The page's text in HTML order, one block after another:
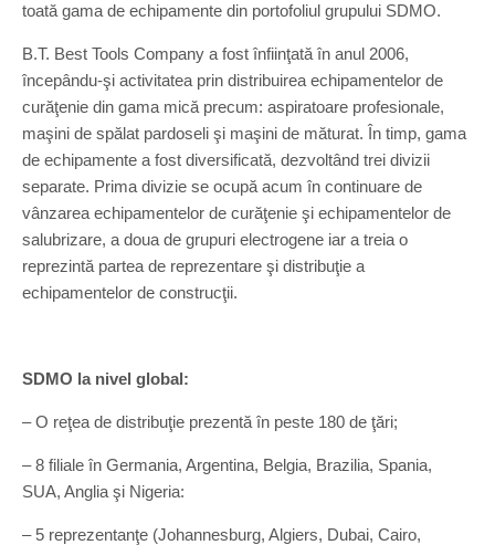
toată gama de echipamente din portofoliul grupului SDMO.
B.T. Best Tools Company a fost înfiinţată în anul 2006,
începându-şi activitatea prin distribuirea echipamentelor de
curăţenie din gama mică precum: aspiratoare profesionale,
maşini de spălat pardoseli şi maşini de măturat. În timp, gama
de echipamente a fost diversificată, dezvoltând trei divizii
separate. Prima divizie se ocupă acum în continuare de
vânzarea echipamentelor de curăţenie şi echipamentelor de
salubrizare, a doua de grupuri electrogene iar a treia o
reprezintă partea de reprezentare şi distribuţie a
echipamentelor de construcţii.
SDMO la nivel global:
– O reţea de distribuţie prezentă în peste 180 de ţări;
– 8 filiale în Germania, Argentina, Belgia, Brazilia, Spania,
SUA, Anglia şi Nigeria:
– 5 reprezentanţe (Johannesburg, Algiers, Dubai, Cairo,